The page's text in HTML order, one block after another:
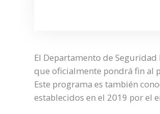
El Departamento de
que oficialmente pondrá fin al
Este programa es también
establecidos en el 2019 por el